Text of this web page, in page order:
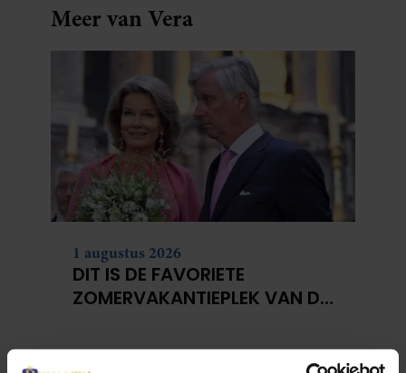
Meer van Vera
1 augustus 2026
DIT IS DE FAVORIETE
ZOMERVAKANTIEPLEK VAN DE
FAMILIE